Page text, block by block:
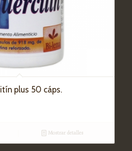
plus 50 cáps.
Mostrar detalles